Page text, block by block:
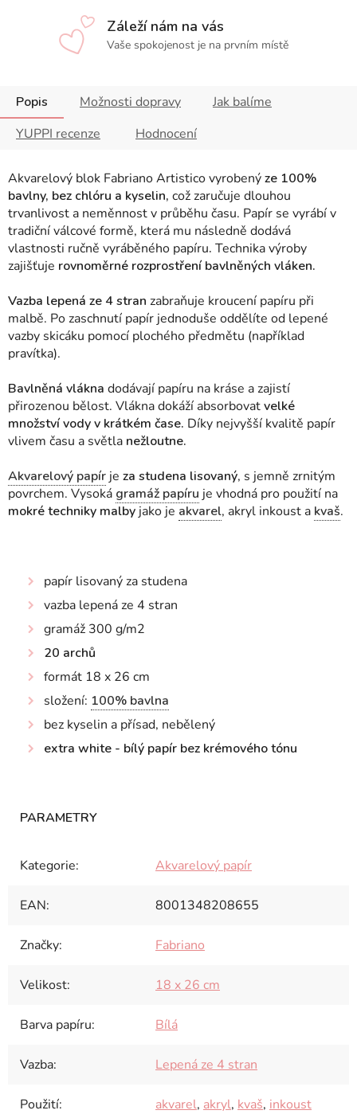
Záleží nám na vás
Vaše spokojenost je na prvním místě
Popis Možnosti dopravy
Jak balíme
YUPPI recenze
Hodnocení
Akvarelový blok Fabriano Artisticovyrobenýze 100%
bavlny, bez chlóru a kyselin, což zaručuje dlouhou
trvanlivost a neměnnost v průběhu času. Papír se vyrábí v
tradiční válcové formě, která mu následně dodává
vlastnosti ručně vyráběného papíru. Technika výroby
zajišťuje rovnoměrné rozprostření bavlněných vláken.
Vazba lepená ze 4 stran zabraňuje kroucení papíru při
malbě. Po zaschnutí papír jednoduše oddělíte od lepené
vazby skicáku pomocí plochého předmětu (například
pravítka).
Bavlněná vlákna dodávají papíru na kráse a zajistí
přirozenou bělost. Vlákna dokáží absorbovatvelké
množství vody v krátkém čase. Díky nejvyšší kvalitě papír
vlivem času a světla nežloutne.
Akvarelový papír je za studena lisovaný, s jemně zrnitým
povrchem. Vysoká gramáž papíru je vhodná pro použití na
mokré techniky malby jako je akvarel, akryl inkoust a kvaš.
papír lisovaný za studena
vazba lepená ze 4 stran
gramáž 300 g/m2
20 archů
formát 18 x 26 cm
složení: 100% bavlna
bez kyselin a přísad, nebělený
extra white - bílý papír bez krémového tónu
Kategorie: Akvarelový papír
EAN: 8001348208655
Značky: Fabriano
Velikost: 18 x 26 cm
Barva papíru: Bílá
Vazba: Lepená ze 4 stran
Použití: akvarel, akryl, kvaš, inkoust